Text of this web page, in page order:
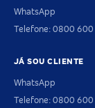
WhatsApp
Telefone: 0800
JÁ SOU CLIENTE
WhatsApp
Telefone: 0800